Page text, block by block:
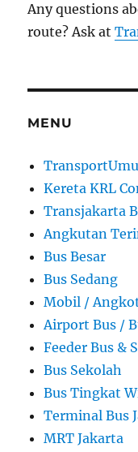
Any questions
route? Ask at
MENU
Kereta KRL
Transjakarta
Angkutan
Bus Besar
Bus Sedang
Mobil /
Airport Bus /
Feeder Bus &
Bus Sekolah
Bus Tingkat
Terminal Bus
MRT Jakarta